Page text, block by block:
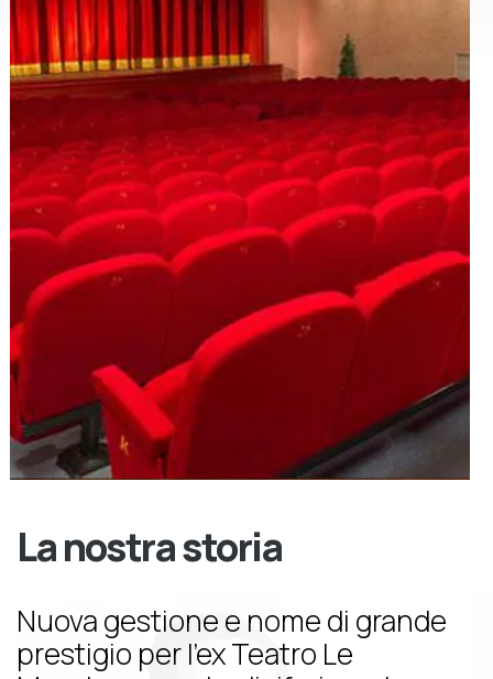
La nostra storia
Nuova gestione e nome di grande
prestigio per l’ex Teatro Le